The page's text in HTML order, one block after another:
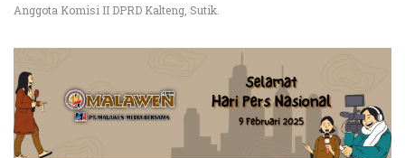
Anggota Komisi II DPRD Kalteng, Sutik.